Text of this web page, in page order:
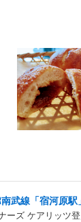
武線「宿河原
ーズ ケアリッツ